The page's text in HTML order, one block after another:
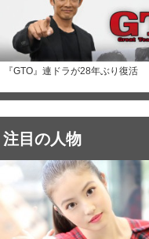
『GTO』連ドラが28年ぶり復活
注目の人物